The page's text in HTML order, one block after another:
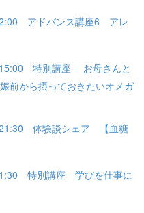
アドバンス講座6 アレ
15:00 特別講座 お母さんと
前から摂っておきたいオメガ
21:30 体験談シェア 【血糖
特別講座 学びを仕事に